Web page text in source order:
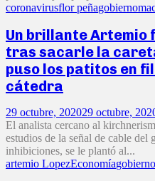
coronavirusflor peñagobierno
Un brillante Artemio
tras sacarle la
puso los patitos en
cátedra
29 octubre, 202029 octubre,
El analista cercano al
estudios de la señal de cable del
inhibiciones, se le plantó al...
artemio LopezEconomíagobierno